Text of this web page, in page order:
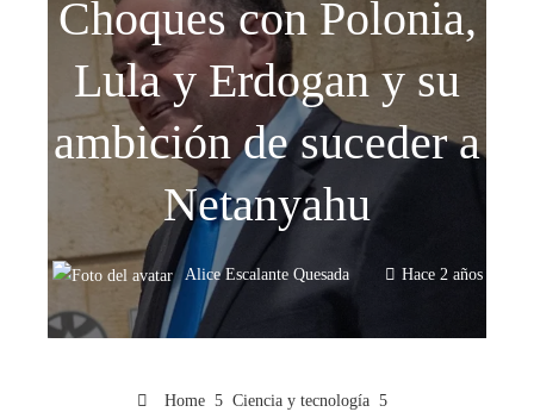
Choques con Polonia,
Lula y Erdogan y su
ambición de suceder a
Netanyahu
Alice Escalante Quesada Hace 2 años
Home
Ciencia y tecnología